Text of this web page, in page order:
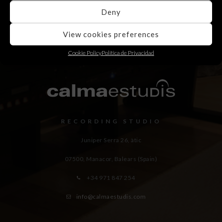
Deny
View cookies preferences
Cookie PolicyPolítica de Privacidad
RECORDING STUDIO
Juniper Serra 26, àtic
07500, Manacor, Balears (Spain)
+34 971 847 254
info@calmaestudis.com